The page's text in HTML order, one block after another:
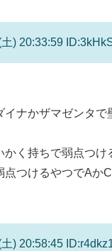
) 20:33:59
ナかザマゼンタで
かく持ちで弱点つけ
点つけるやつでAか
) 20:58:45